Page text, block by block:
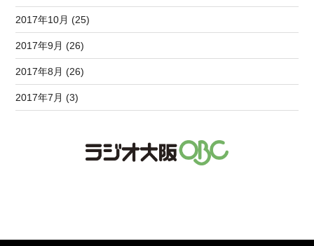
2017年10月 (25)
2017年9月 (26)
2017年8月 (26)
2017年7月 (3)